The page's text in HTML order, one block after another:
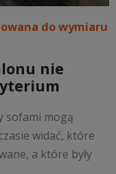
do wymiaru
nie
sofami mogą
widać, które
a które były